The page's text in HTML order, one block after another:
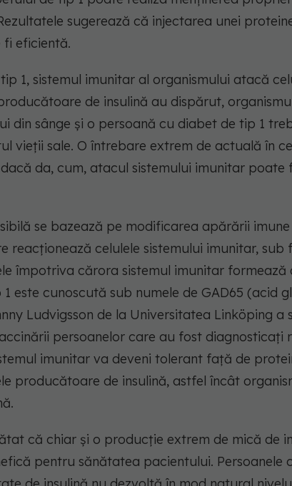
sugerează că injectarea unei
eficientă.
1, sistemul imunitar al organismului atacă
de insulină au dispărut,
din sânge și o persoană cu diabet de tip 1
vieții sale. O întrebare extrem de actuală în
dacă da, cum, atacul sistemului imunitar
se bazează pe modificarea apărării
reacționează celulele sistemului imunitar, sub
împotriva cărora sistemul imunitar formează
este cunoscută sub numele de GAD65 (acid
Ludvigsson de la Universitatea Linköping a
persoanelor care au fost diagnosticați
imunitar va deveni tolerant față de
producătoare de insulină, astfel încât
că chiar și o producție extrem de mică de
pentru sănătatea pacientului. Persoanele